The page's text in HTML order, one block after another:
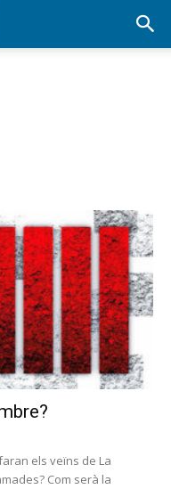
els veïns de La
Com serà la